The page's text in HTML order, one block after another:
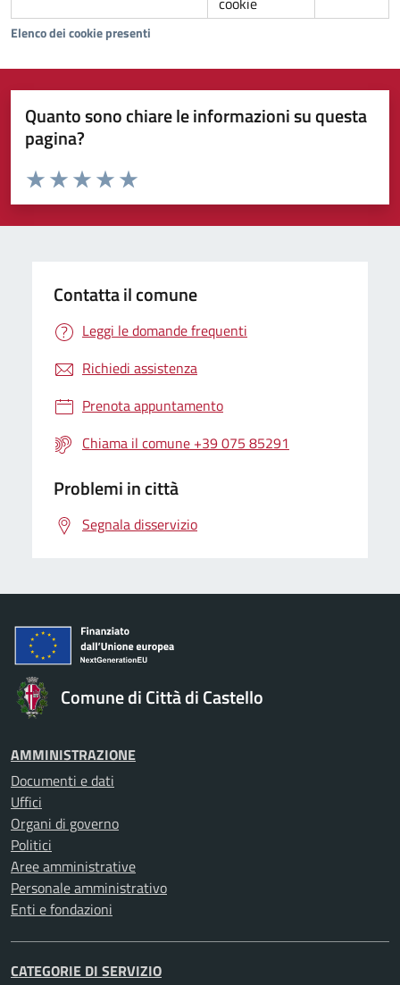
Elenco dei cookie presenti
Quanto sono chiare le informazioni su questa
pagina?
Valuta da 1 a 5 stelle la pagina
Valuta 5 stelle su 5
Valuta 4 stelle su 5
Valuta 3 stelle su 5
Valuta 2 stelle su 5
Valuta 1 stelle su 5
Contatta il comune
Leggi le domande frequenti
Richiedi assistenza
Prenota appuntamento
Chiama il comune +39 075 85291
Problemi in città
Segnala disservizio
Comune di Città di Castello
AMMINISTRAZIONE
Documenti e dati
Uffici
Organi di governo
Politici
Aree amministrative
Personale amministrativo
Enti e fondazioni
CATEGORIE DI SERVIZIO